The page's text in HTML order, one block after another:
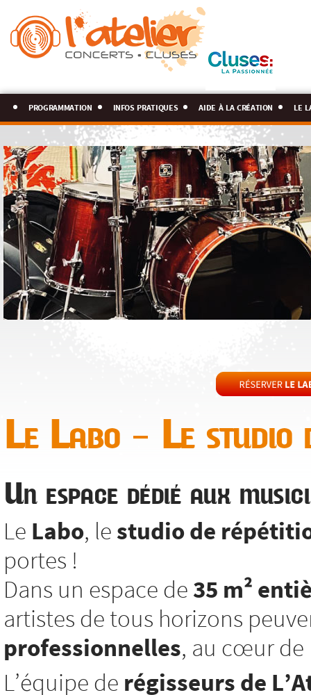
programmation infos pratiques aide à la création le
Le Labo – Le studio
Un espace dédié aux
Le Labo, le studio de
portes !
Dans un espace de 35 m²
artistes de tous horizons
professionnelles, au cœur de
L’équipe de régisseurs de